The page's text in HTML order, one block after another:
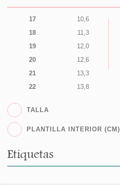
17
10,6
18
11,3
19
12,0
20
12,6
21
13,3
22
13,8
TALLA
PLANTILLA INTERIOR (CM)
Etiquetas